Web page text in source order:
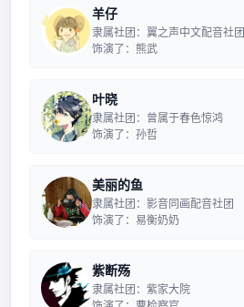
羊仔
隶属社团：翼之声中文配音社团
饰演了：熊武
叶晓
隶属社团：曾属于春色惊鸿
饰演了：孙哲
美丽的鱼
隶属社团：影音同画配音社团
饰演了：易衡奶奶
紫断殇
隶属社团：紫家大院